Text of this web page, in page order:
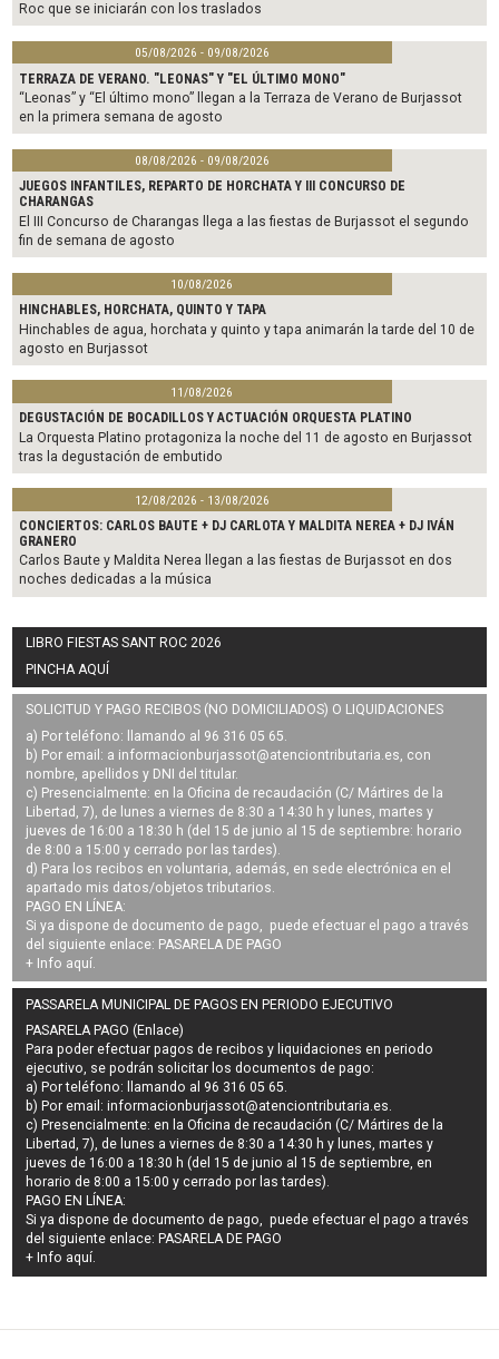
Roc que se iniciarán con los traslados
05/08/2026 - 09/08/2026
TERRAZA DE VERANO. "LEONAS" Y "EL ÚLTIMO MONO"
“Leonas” y “El último mono” llegan a la Terraza de Verano de Burjassot
en la primera semana de agosto
08/08/2026 - 09/08/2026
JUEGOS INFANTILES, REPARTO DE HORCHATA Y III CONCURSO DE
CHARANGAS
El III Concurso de Charangas llega a las fiestas de Burjassot el segundo
fin de semana de agosto
10/08/2026
HINCHABLES, HORCHATA, QUINTO Y TAPA
Hinchables de agua, horchata y quinto y tapa animarán la tarde del 10 de
agosto en Burjassot
11/08/2026
DEGUSTACIÓN DE BOCADILLOS Y ACTUACIÓN ORQUESTA PLATINO
La Orquesta Platino protagoniza la noche del 11 de agosto en Burjassot
tras la degustación de embutido
12/08/2026 - 13/08/2026
CONCIERTOS: CARLOS BAUTE + DJ CARLOTA Y MALDITA NEREA + DJ IVÁN
GRANERO
Carlos Baute y Maldita Nerea llegan a las fiestas de Burjassot en dos
noches dedicadas a la música
LIBRO FIESTAS SANT ROC 2026
PINCHA AQUÍ
SOLICITUD Y PAGO RECIBOS (NO DOMICILIADOS) O LIQUIDACIONES
a) Por teléfono: llamando al 96 316 05 65.
b) Por email: a informacionburjassot@atenciontributaria.es, con
nombre, apellidos y DNI del titular.
c) Presencialmente: en la Oficina de recaudación (C/ Mártires de la
Libertad, 7), de lunes a viernes de 8:30 a 14:30 h y lunes, martes y
jueves de 16:00 a 18:30 h (del 15 de junio al 15 de septiembre: horario
de 8:00 a 15:00 y cerrado por las tardes).
d) Para los recibos en voluntaria, además, en sede electrónica en el
apartado mis datos/objetos tributarios.
PAGO EN LÍNEA:
Si ya dispone de documento de pago, puede efectuar el pago a través
del siguiente enlace: PASARELA DE PAGO
+ Info aquí.
PASSARELA MUNICIPAL DE PAGOS EN PERIODO EJECUTIVO
PASARELA PAGO (Enlace)
Para poder efectuar pagos derecibos y liquidaciones en periodo
ejecutivo, se podrán solicitar los documentos de pago:
a) Por teléfono: llamando al 96 316 05 65.
b) Por email:informacionburjassot@atenciontributaria.es.
c) Presencialmente: en la Oficina de recaudación (C/ Mártires de la
Libertad, 7), de lunes a viernes de 8:30 a 14:30 h y lunes, martes y
jueves de 16:00 a 18:30 h (del 15 de junio al 15 de septiembre, en
horario de 8:00 a 15:00 y cerrado por las tardes).
PAGO EN LÍNEA:
Si ya dispone de documento de pago, puede efectuar el pago a través
del siguiente enlace: PASARELA DE PAGO
+ Info aquí.